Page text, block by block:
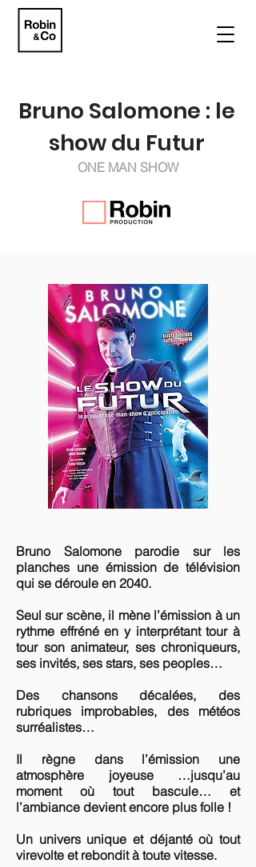
Bruno Salomone : le
show du Futur
ONE MAN SHOW
Bruno Salomone parodie sur les
planches une émission de télévision
qui se déroule en 2040.
Seul sur scène, il mène l’émission à un
rythme effréné en y interprétant tour à
tour son animateur, ses chroniqueurs,
ses invités, ses stars, ses peoples…
Des chansons décalées, des
rubriques improbables, des météos
surréalistes…
Il règne dans l’émission une
atmosphère joyeuse …jusqu’au
moment où tout bascule… et
l’ambiance devient encore plus folle !
Un univers unique et déjanté où tout
virevolte et rebondit à toute vitesse.